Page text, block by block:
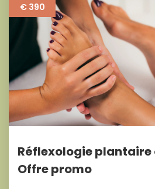
€ 390
Réflexologie
Offre promo